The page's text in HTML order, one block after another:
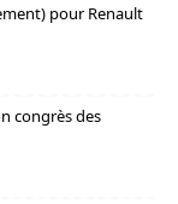
pour Renault
congrès des